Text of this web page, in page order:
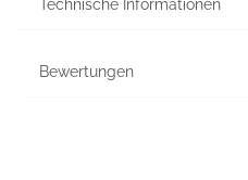
Technische Informationen
Bewertungen